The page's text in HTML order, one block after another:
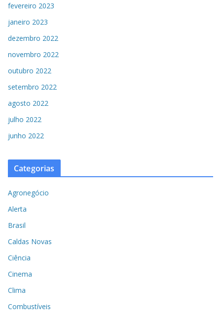
fevereiro 2023
janeiro 2023
dezembro 2022
novembro 2022
outubro 2022
setembro 2022
agosto 2022
julho 2022
junho 2022
Categorias
Agronegócio
Alerta
Brasil
Caldas Novas
Ciência
Cinema
Clima
Combustíveis